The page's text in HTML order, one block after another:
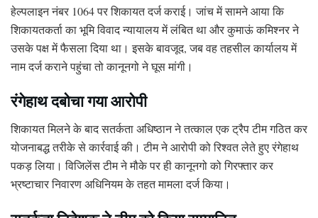
हेल्पलाइन नंबर 1064 पर शिकायत दर्ज कराई। जांच में सामने आया कि
शिकायतकर्ता का भूमि विवाद न्यायालय में लंबित था और कुमाऊं कमिश्नर ने
उसके पक्ष में फैसला दिया था। इसके बावजूद, जब वह तहसील कार्यालय में
नाम दर्ज कराने पहुंचा तो कानूनगो ने घूस मांगी।
रंगेहाथ दबोचा गया आरोपी
शिकायत मिलने के बाद सतर्कता अधिष्ठान ने तत्काल एक ट्रैप टीम गठित कर
योजनाबद्ध तरीके से कार्रवाई की। टीम ने आरोपी को रिश्वत लेते हुए रंगेहाथ
पकड़ लिया। विजिलेंस टीम ने मौके पर ही कानूनगो को गिरफ्तार कर
भ्रष्टाचार निवारण अधिनियम के तहत मामला दर्ज किया।